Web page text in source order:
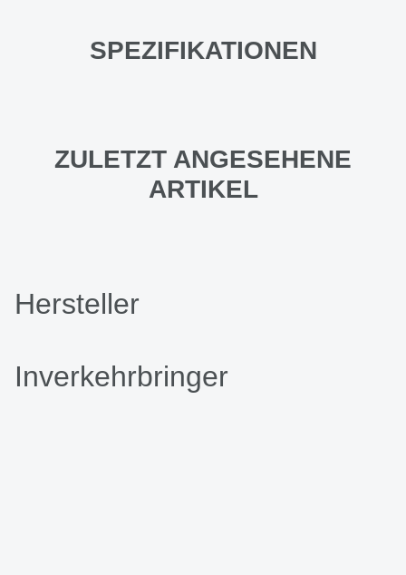
SPEZIFIKATIONEN
ZULETZT ANGESEHENE
ARTIKEL
Hersteller
Inverkehrbringer